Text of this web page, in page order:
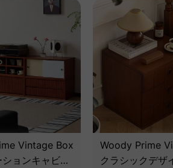
Vintage Box
ョンキャビネ
Woody Prime
クラシックデザ